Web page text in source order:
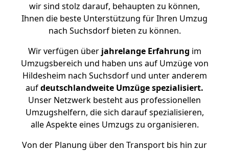
wir sind stolz darauf, behaupten zu können,
Ihnen die beste Unterstützung für Ihren Umzug
nach Suchsdorf bieten zu können.
Wir verfügen überjahrelange Erfahrung im
Umzugsbereich und haben uns auf Umzüge von
Hildesheim nach Suchsdorf und unter anderem
aufdeutschlandweite Umzüge spezialisiert.
Unser Netzwerk besteht aus professionellen
Umzugshelfern, die sich darauf spezialisieren,
alle Aspekte eines Umzugs zu organisieren.
Von der Planung über den Transport bis hin zur